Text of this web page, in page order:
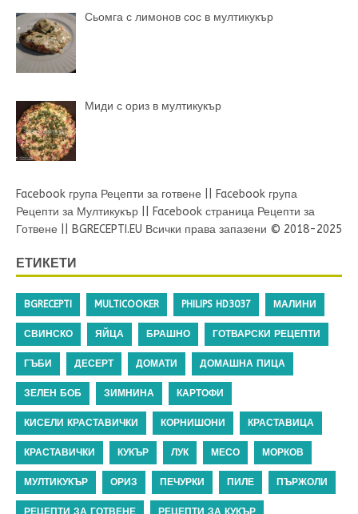
Сьомга с лимонов сос в мултикукър
Миди с ориз в мултикукър
Facebook група Рецепти за готвене
Facebook група
Рецепти за Мултикукър
Facebook страница Рецепти за
Готвене
BGRECEPTI.EU Всички права запазени © 2018-2025
ЕТИКЕТИ
BGRECEPTI MULTICOOKER PHILIPS HD3037 МАЛИНИ
СВИНСКО ЯЙЦА БРАШНО ГОТВАРСКИ РЕЦЕПТИ
ГЪБИ ДЕСЕРТ ДОМАТИ ДОМАШНА ПИЦА
ЗЕЛЕН БОБ ЗИМНИНА КАРТОФИ
КИСЕЛИ КРАСТАВИЧКИ КОРНИШОНИ КРАСТАВИЦА
КРАСТАВИЧКИ КУКЪР ЛУК МЕСО МОРКОВ
МУЛТИКУКЪР ОРИЗ ПЕЧУРКИ ПИЛЕ ПЪРЖОЛИ
РЕЦЕПТИ ЗА ГОТВЕНЕ РЕЦЕПТИ ЗА КУКЪР